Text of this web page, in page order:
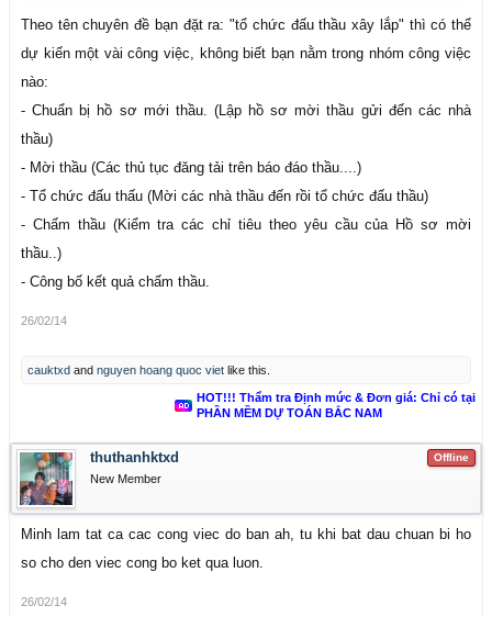
Theo tên chuyên đề bạn đặt ra: "tổ chức đấu thầu xây lắp" thì có thể
dự kiến một vài công việc, không biết bạn nằm trong nhóm công việc
nào:
- Chuẩn bị hồ sơ mới thầu. (Lập hồ sơ mời thầu gửi đến các nhà
thầu)
- Mời thầu (Các thủ tục đăng tải trên báo đáo thầu....)
- Tổ chức đấu thấu (Mời các nhà thầu đến rồi tổ chức đấu thầu)
- Chấm thầu (Kiểm tra các chỉ tiêu theo yêu cầu của Hồ sơ mời
thầu..)
- Công bố kết quả chấm thầu.
26/02/14
cauktxd and nguyen hoang quoc viet like this.
HOT!!! Thẩm tra Định mức & Đơn giá: Chỉ có tại
PHẦN MỀM DỰ TOÁN BẮC NAM
Offline
thuthanhktxd
New Member
Minh lam tat ca cac cong viec do ban ah, tu khi bat dau chuan bi ho
so cho den viec cong bo ket qua luon.
26/02/14